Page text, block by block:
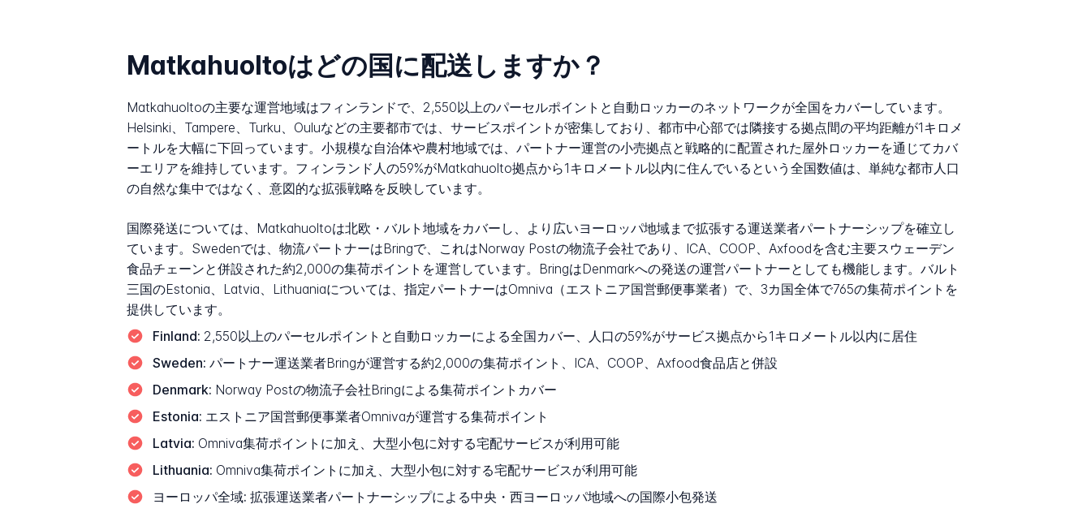
Matkahuoltoはどの国に配送しますか？
Matkahuoltoの主要な運営地域はフィンランドで、2,550以上のパーセルポイントと自動ロッカーのネットワークが全国をカバーしています。
Helsinki、Tampere、Turku、Ouluなどの主要都市では、サービスポイントが密集しており、都市中心部では隣接する拠点間の平均距離が1キロメ
ートルを大幅に下回っています。小規模な自治体や農村地域では、パートナー運営の小売拠点と戦略的に配置された屋外ロッカーを通じてカバ
ーエリアを維持しています。フィンランド人の59%がMatkahuolto拠点から1キロメートル以内に住んでいるという全国数値は、単純な都市人口
の自然な集中ではなく、意図的な拡張戦略を反映しています。
国際発送については、Matkahuoltoは北欧・バルト地域をカバーし、より広いヨーロッパ地域まで拡張する運送業者パートナーシップを確立し
ています。Swedenでは、物流パートナーはBringで、これはNorway Postの物流子会社であり、ICA、COOP、Axfoodを含む主要スウェーデン
食品チェーンと併設された約2,000の集荷ポイントを運営しています。BringはDenmarkへの発送の運営パートナーとしても機能します。バルト
三国のEstonia、Latvia、Lithuaniaについては、指定パートナーはOmniva（エストニア国営郵便事業者）で、3カ国全体で765の集荷ポイントを
提供しています。
Finland: 2,550以上のパーセルポイントと自動ロッカーによる全国カバー、人口の59%がサービス拠点から1キロメートル以内に居住
Sweden: パートナー運送業者Bringが運営する約2,000の集荷ポイント、ICA、COOP、Axfood食品店と併設
Denmark: Norway Postの物流子会社Bringによる集荷ポイントカバー
Estonia: エストニア国営郵便事業者Omnivaが運営する集荷ポイント
Latvia: Omniva集荷ポイントに加え、大型小包に対する宅配サービスが利用可能
Lithuania: Omniva集荷ポイントに加え、大型小包に対する宅配サービスが利用可能
ヨーロッパ全域: 拡張運送業者パートナーシップによる中央・西ヨーロッパ地域への国際小包発送